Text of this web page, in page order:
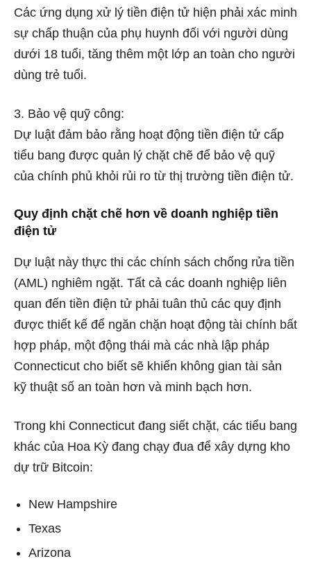
Các ứng dụng xử lý tiền điện tử hiện phải xác minh
sự chấp thuận của phụ huynh đối với người dùng
dưới 18 tuổi, tăng thêm một lớp an toàn cho người
dùng trẻ tuổi.
3. Bảo vệ quỹ công:
Dự luật đảm bảo rằng hoạt động tiền điện tử cấp
tiểu bang được quản lý chặt chẽ để bảo vệ quỹ
của chính phủ khỏi rủi ro từ thị trường tiền điện tử.
Quy định chặt chẽ hơn về doanh nghiệp tiền
điện tử
Dự luật này thực thi các chính sách chống rửa tiền
(AML) nghiêm ngặt. Tất cả các doanh nghiệp liên
quan đến tiền điện tử phải tuân thủ các quy định
được thiết kế để ngăn chặn hoạt động tài chính bất
hợp pháp, một động thái mà các nhà lập pháp
Connecticut cho biết sẽ khiến không gian tài sản
kỹ thuật số an toàn hơn và minh bạch hơn.
Trong khi Connecticut đang siết chặt, các tiểu bang
khác của Hoa Kỳ đang chạy đua để xây dựng kho
dự trữ Bitcoin:
New Hampshire
Texas
Arizona